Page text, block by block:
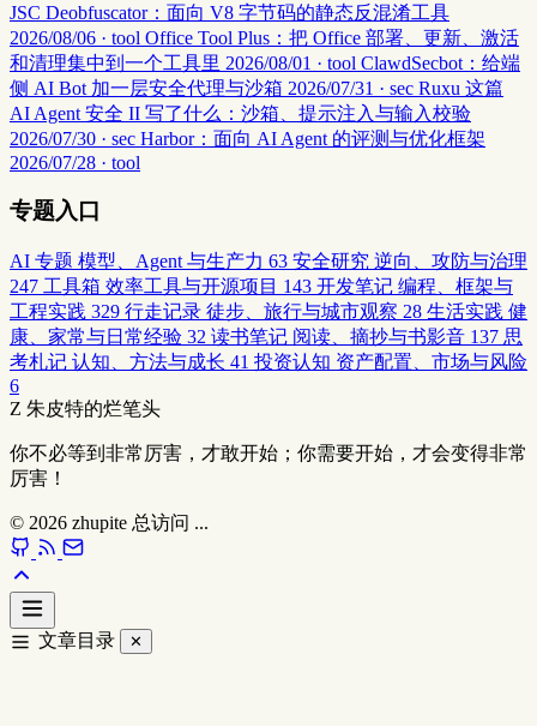
JSC Deobfuscator：面向 V8 字节码的静态反混淆工具
2026/08/06 · tool Office Tool Plus：把 Office 部署、更新、激活
和清理集中到一个工具里 2026/08/01 · tool ClawdSecbot：给端
侧 AI Bot 加一层安全代理与沙箱 2026/07/31 · sec Ruxu 这篇
AI Agent 安全 II 写了什么：沙箱、提示注入与输入校验
2026/07/30 · sec Harbor：面向 AI Agent 的评测与优化框架
2026/07/28 · tool
专题入口
AI 专题 模型、Agent 与生产力 63 安全研究 逆向、攻防与治理
247 工具箱 效率工具与开源项目 143 开发笔记 编程、框架与
工程实践 329 行走记录 徒步、旅行与城市观察 28 生活实践 健
康、家常与日常经验 32 读书笔记 阅读、摘抄与书影音 137 思
考札记 认知、方法与成长 41 投资认知 资产配置、市场与风险
6
Z 朱皮特的烂笔头
你不必等到非常厉害，才敢开始；你需要开始，才会变得非常
厉害！
© 2026 zhupite 总访问 ...
文章目录 ✕